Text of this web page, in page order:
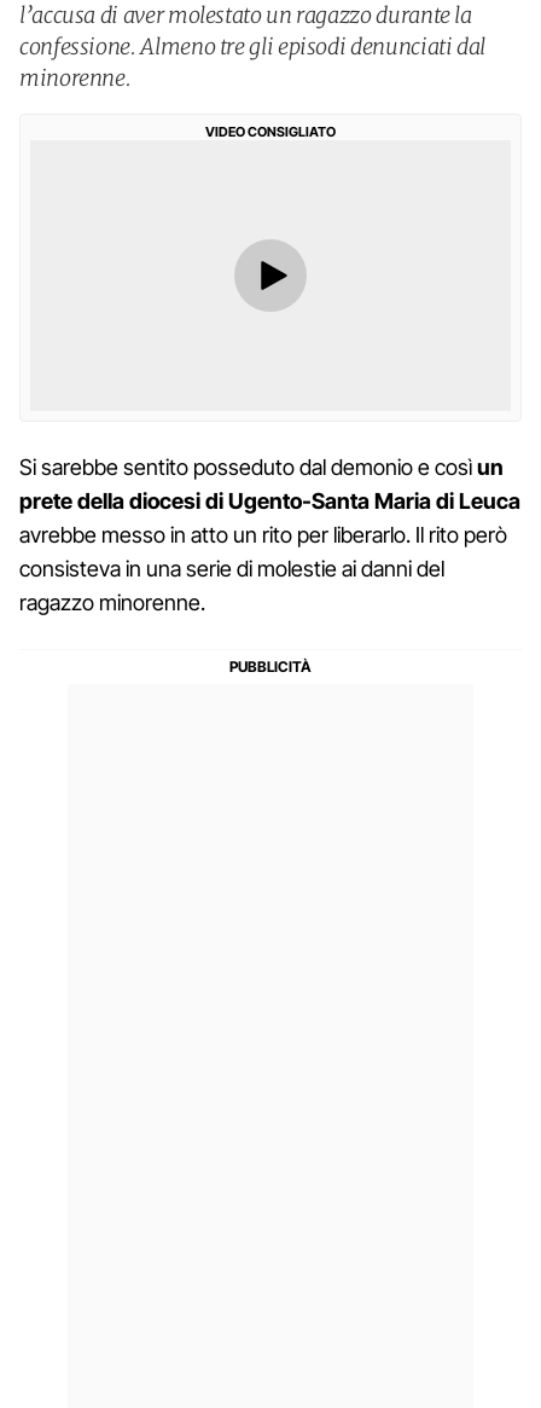
l’accusa di aver molestato un ragazzo durante la
confessione. Almeno tre gli episodi denunciati dal
minorenne.
VIDEO CONSIGLIATO
Si sarebbe sentito posseduto dal demonio e cosìun
prete della diocesi di Ugento-Santa Maria di Leuca
avrebbe messo in atto un rito per liberarlo. Il rito però
consisteva in una serie di molestie ai danni del
ragazzo minorenne.